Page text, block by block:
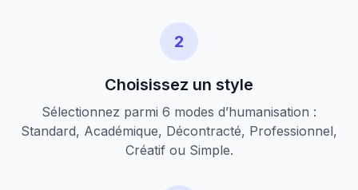
2
Choisissez un style
Sélectionnez parmi 6 modes d’humanisation :
Standard, Académique, Décontracté, Professionnel,
Créatif ou Simple.